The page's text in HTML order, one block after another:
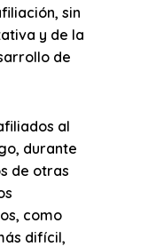
sin
y de la
de
al
durante
de otras
como
difícil,